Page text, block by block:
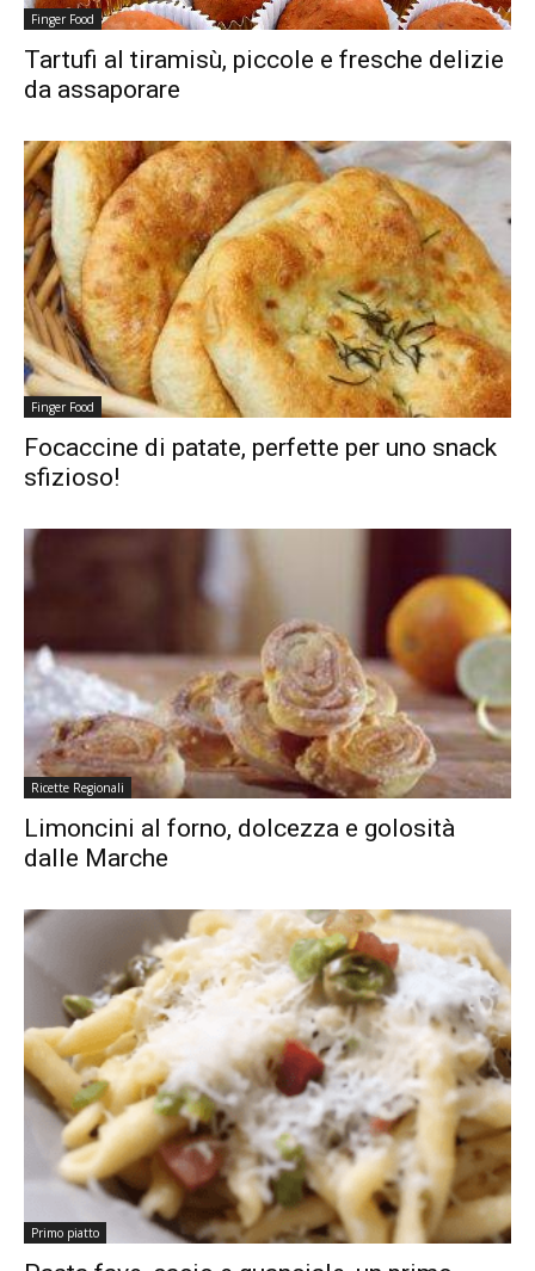
Finger Food
Tartufi al tiramisù, piccole e fresche delizie
da assaporare
Finger Food
Focaccine di patate, perfette per uno snack
sfizioso!
Ricette Regionali
Limoncini al forno, dolcezza e golosità
dalle Marche
Primo piatto